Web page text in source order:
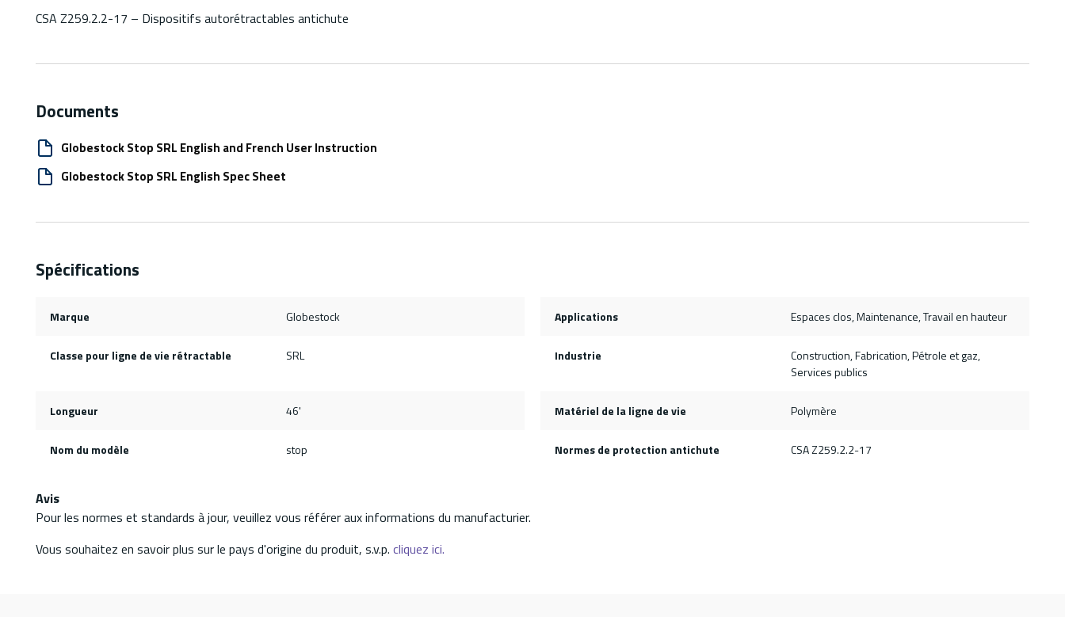
CSA Z259.2.2-17 – Dispositifs autorétractables antichute
Documents
Globestock Stop SRL English and French User Instruction
Globestock Stop SRL English Spec Sheet
Spécifications
Marque Globestock Applications Espaces clos, Maintenance, Travail en hauteur
Classe pour ligne de vie rétractable SRL Industrie
Construction, Fabrication, Pétrole et gaz,
Services publics
Longueur 46' Matériel de la ligne de vie Polymère
Nom du modèle stop Normes de protection antichute CSA Z259.2.2-17
Avis
Pour les normes et standards à jour, veuillez vous référer aux informations du manufacturier.
Vous souhaitez en savoir plus sur le pays d'origine du produit, s.v.p. cliquez ici.